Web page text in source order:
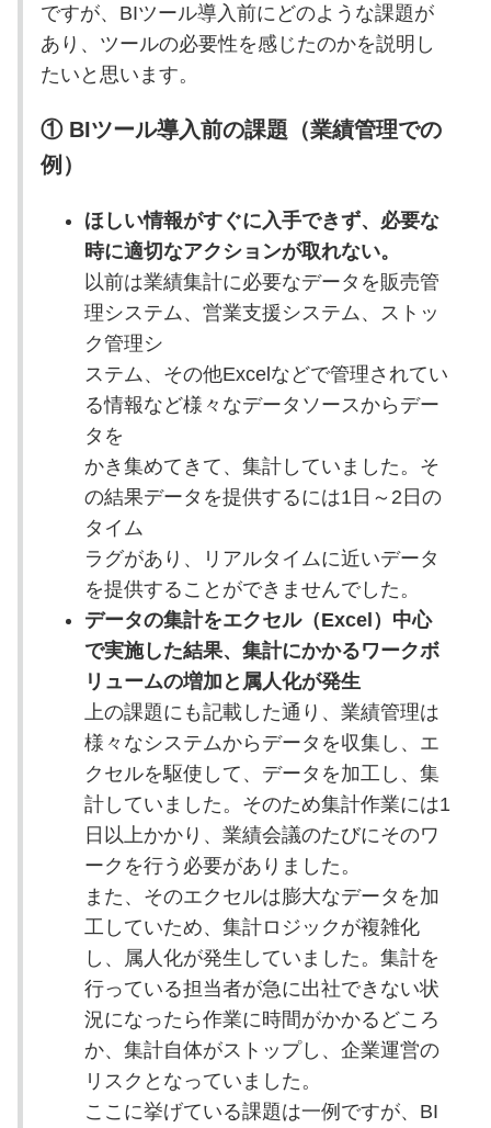
ですが、BIツール導入前にどのような課題が
あり、ツールの必要性を感じたのかを説明し
たいと思います。
① BIツール導入前の課題（業績管理での
例）
ほしい情報がすぐに入手できず、必要な
時に適切なアクションが取れない。
以前は業績集計に必要なデータを販売管
理システム、営業支援システム、ストッ
ク管理シ
ステム、その他Excelなどで管理されてい
る情報など様々なデータソースからデー
タを
かき集めてきて、集計していました。そ
の結果データを提供するには1日～2日の
タイム
ラグがあり、リアルタイムに近いデータ
を提供することができませんでした。
データの集計をエクセル（Excel）中心
で実施した結果、集計にかかるワークボ
リュームの増加と属人化が発生
上の課題にも記載した通り、業績管理は
様々なシステムからデータを収集し、エ
クセルを駆使して、データを加工し、集
計していました。そのため集計作業には1
日以上かかり、業績会議のたびにそのワ
ークを行う必要がありました。
また、そのエクセルは膨大なデータを加
工していため、集計ロジックが複雑化
し、属人化が発生していました。集計を
行っている担当者が急に出社できない状
況になったら作業に時間がかかるどころ
か、集計自体がストップし、企業運営の
リスクとなっていました。
ここに挙げている課題は一例ですが、BI